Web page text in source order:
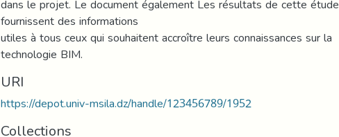
dans le projet. Le document également Les résultats de cette étude
fournissent des informations
utiles à tous ceux qui souhaitent accroître leurs connaissances sur la
technologie BIM.
URI
https://depot.univ-msila.dz/handle/123456789/1952
Collections